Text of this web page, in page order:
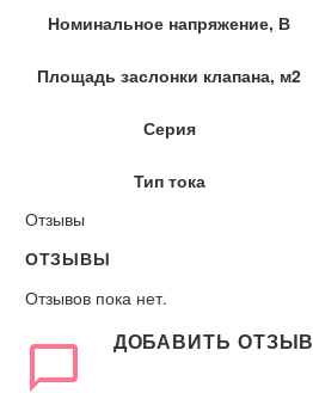
Номинальное напряжение, В
Площадь заслонки клапана, м2
Серия
Тип тока
Отзывы
ОТЗЫВЫ
Отзывов пока нет.
ДОБАВИТЬ ОТЗЫВ